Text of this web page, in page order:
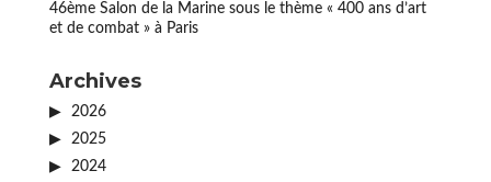
46ème Salon de la Marine sous le thème « 400 ans d’art
et de combat » à Paris
Archives
2026
2025
2024